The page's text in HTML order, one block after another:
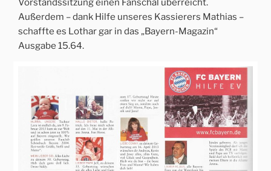
Vorstandssitzung einen Fanschal überreicht.
Außerdem – dank Hilfe unseres Kassierers Mathias –
schaffte es Lothar gar in das „Bayern-Magazin“
Ausgabe 15.64.